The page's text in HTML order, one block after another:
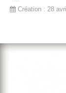
Création : 28